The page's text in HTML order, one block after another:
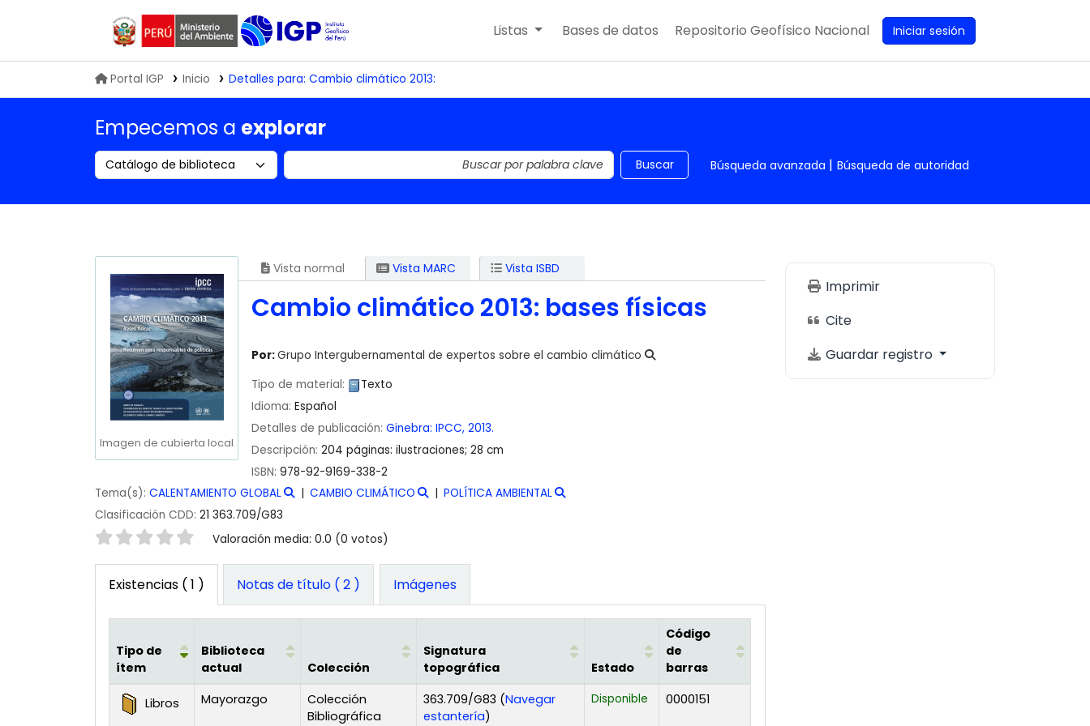
Biblioteca IGP
Listas Bases de datos Repositorio Geofísico Nacional Iniciar sesión
Portal IGP Inicio Detalles para: Cambio climático 2013:
Empecemos a explorar
Search the catalog by: Buscar en el catálogo por palabra clave Buscar Búsqueda avanzada Búsqueda de autoridad
Imagen de cubierta local
Vista normal Vista MARC Vista ISBD
Cambio climático 2013: bases físicas
Por:Grupo Intergubernamental de expertos sobre el cambio climático
Tipo de material:
Texto
Idioma: Español
Detalles de publicación: Ginebra: IPCC, 2013.
Descripción: 204 páginas: ilustraciones; 28 cm
ISBN: 978-92-9169-338-2
Tema(s): CALENTAMIENTO GLOBAL CAMBIO CLIMÁTICO
POLÍTICA AMBIENTAL
Clasificación CDD: 21 363.709/G83
Valoración Valoración media: 0.0 (0 votos)
Existencias ( 1 ) Notas de título ( 2 ) Imágenes
Existencias
Tipo de
ítem
Biblioteca
actual
Colección
Signatura
topográfica
Estado
Código
de
barras
Libros Mayorazgo
Colección
Bibliográfica
363.709/G83 (Navegar
estantería(Abre debajo)
)
Disponible 0000151
Imprimir
Cite
Guardar registro